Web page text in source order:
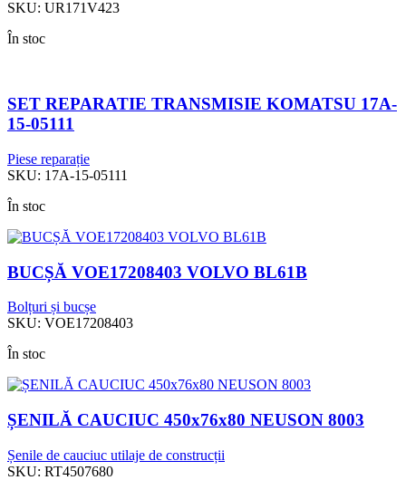
SKU: UR171V423
În stoc
SET REPARATIE TRANSMISIE KOMATSU 17A-
15-05111
Piese reparație
SKU: 17A-15-05111
În stoc
BUCȘĂ VOE17208403 VOLVO BL61B
Bolțuri și bucșe
SKU: VOE17208403
În stoc
ȘENILĂ CAUCIUC 450x76x80 NEUSON 8003
Șenile de cauciuc utilaje de construcții
SKU: RT4507680